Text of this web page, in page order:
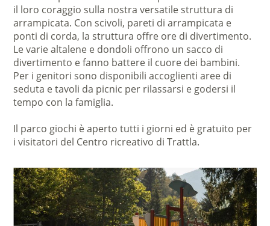
il loro coraggio sulla nostra versatile struttura di
arrampicata. Con scivoli, pareti di arrampicata e
ponti di corda, la struttura offre ore di divertimento.
Le varie altalene e dondoli offrono un sacco di
divertimento e fanno battere il cuore dei bambini.
Per i genitori sono disponibili accoglienti aree di
seduta e tavoli da picnic per rilassarsi e godersi il
tempo con la famiglia.
Il parco giochi è aperto tutti i giorni ed è gratuito per
i visitatori del Centro ricreativo di Trattla.